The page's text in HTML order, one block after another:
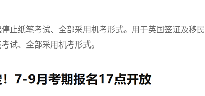
纸笔考试、全部采用机考形式。用于英国签证及移民
试、全部采用机考形式。